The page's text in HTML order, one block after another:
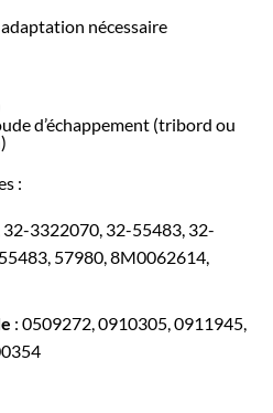
nécessaire
d’échappement (tribord ou
:
3322070, 32-55483, 32-
57980, 8M0062614,
: 0509272, 0910305, 0911945,